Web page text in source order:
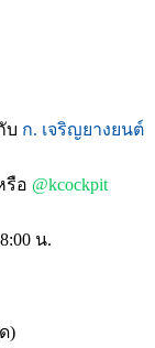
บ ก. เจริญยางยนต์
รือ @kcockpit
น.
)